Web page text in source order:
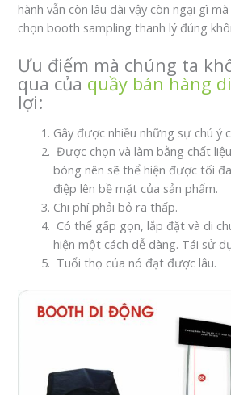
hành vẫn còn lâu dài vậy còn ngại gì
chọn booth sampling thanh lý đúng
Ưu điểm mà chúng ta
qua của quầy bán hàng
lợi:
Gây được nhiều những sự chú ý
Được chọn và làm bằng chất
bóng nên sẽ thể hiện được tối
điệp lên bề mặt của sản phẩm.
Chi phí phải bỏ ra thấp.
Có thể gấp gọn, lắp đặt và di
hiện một cách dễ dàng. Tái sử
Tuổi thọ của nó đạt được lâu.